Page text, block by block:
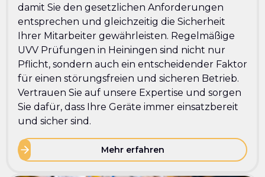
damit Sie den gesetzlichen Anforderungen
entsprechen und gleichzeitig die Sicherheit
Ihrer Mitarbeiter gewährleisten. Regelmäßige
UVV Prüfungen in Heiningen sind nicht nur
Pflicht, sondern auch ein entscheidender Faktor
für einen störungsfreien und sicheren Betrieb.
Vertrauen Sie auf unsere Expertise und sorgen
Sie dafür, dass Ihre Geräte immer einsatzbereit
und sicher sind.
Mehr erfahren